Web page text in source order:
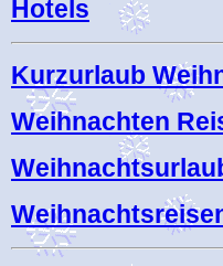
Hotels
Kurzurlaub
Weihnachten